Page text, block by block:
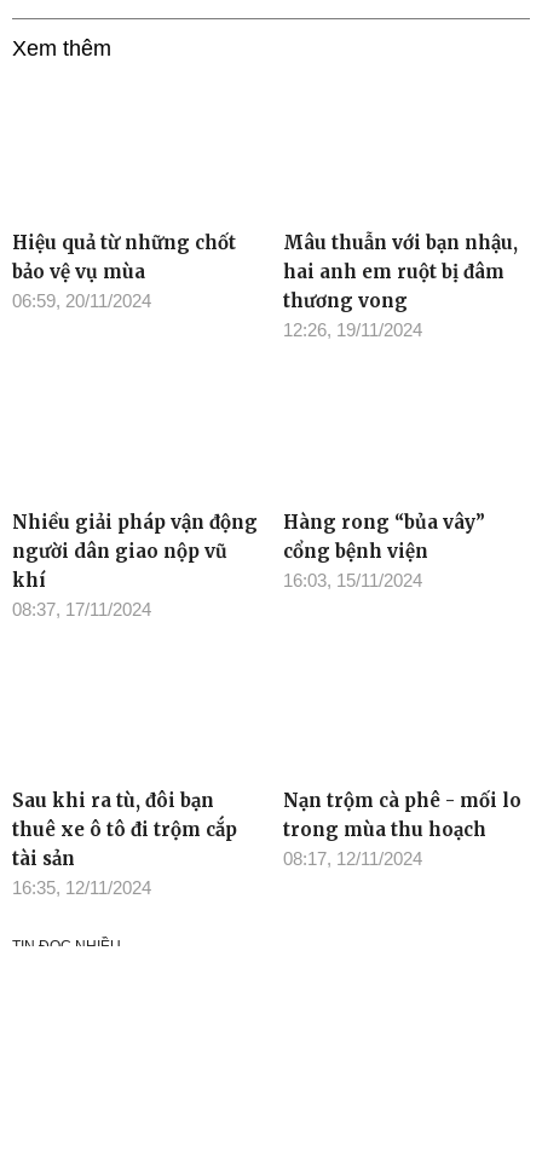
Xem thêm
Hiệu quả từ những chốt
bảo vệ vụ mùa
06:59, 20/11/2024
Mâu thuẫn với bạn nhậu,
hai anh em ruột bị đâm
thương vong
12:26, 19/11/2024
Nhiều giải pháp vận động
người dân giao nộp vũ
khí
08:37, 17/11/2024
Hàng rong “bủa vây”
cổng bệnh viện
16:03, 15/11/2024
Sau khi ra tù, đôi bạn
thuê xe ô tô đi trộm cắp
tài sản
16:35, 12/11/2024
Nạn trộm cà phê - mối lo
trong mùa thu hoạch
08:17, 12/11/2024
TIN ĐỌC NHIỀU